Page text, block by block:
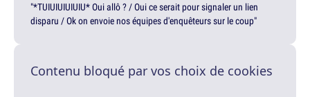
"*TUIUIUIUIUIU* Oui allô ? / Oui ce serait pour signaler un lien
disparu / Ok on envoie nos équipes d'enquêteurs sur le coup"
Contenu bloqué par vos choix de cookies